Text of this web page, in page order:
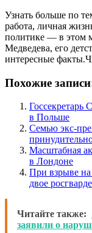
Узнать больше по
работа, личная
политике — в этом
Медведева, его
интересные
Похожие
Госсекретарь
в Польше
Семью экс-
Масштабная
в Лондоне
При взрыве
двое
Читайте также:
заявили о